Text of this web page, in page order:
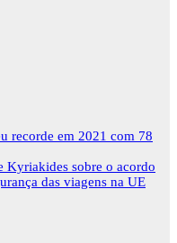
recorde em 2021 com 78
Kyriakides sobre o acordo
das viagens na UE